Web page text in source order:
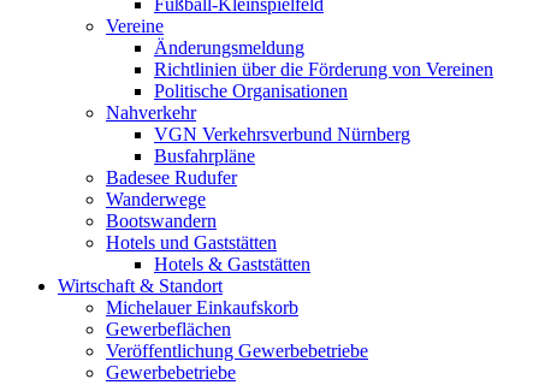
Fußball-Kleinspielfeld
Vereine
Änderungsmeldung
Richtlinien über die Förderung von Vereinen
Politische Organisationen
Nahverkehr
VGN Verkehrsverbund Nürnberg
Busfahrpläne
Badesee Rudufer
Wanderwege
Bootswandern
Hotels und Gaststätten
Hotels & Gaststätten
Wirtschaft & Standort
Michelauer Einkaufskorb
Gewerbeflächen
Veröffentlichung Gewerbebetriebe
Gewerbebetriebe